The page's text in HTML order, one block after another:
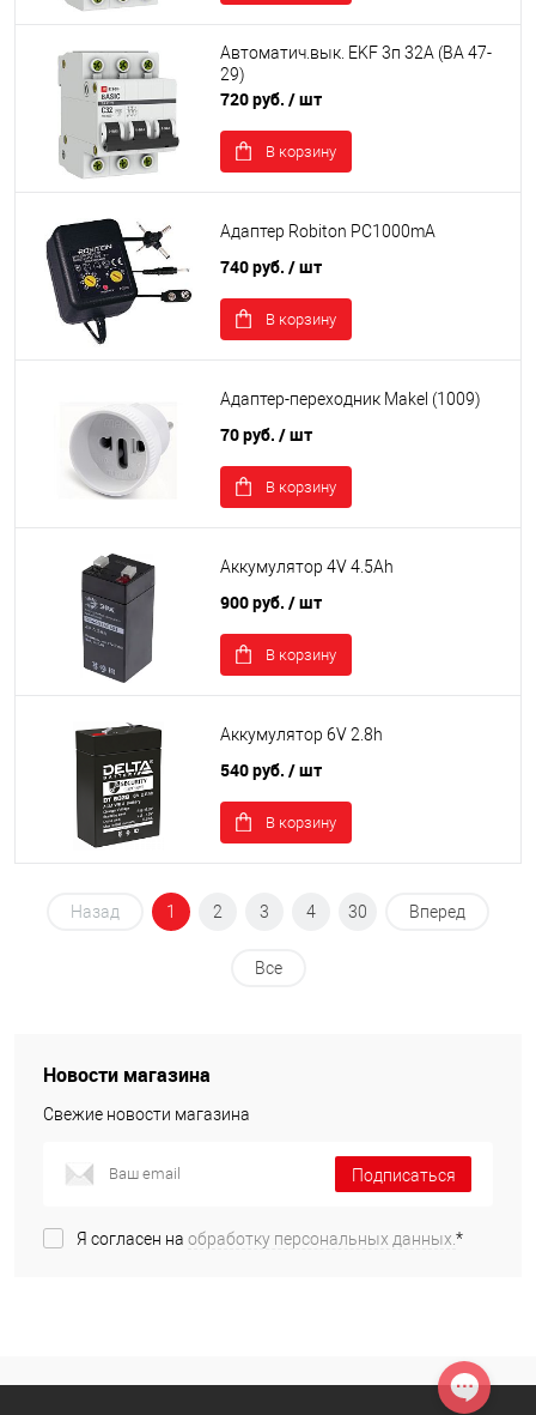
Автоматич.вык. EKF 3п 32А (ВА 47-
29)
720 руб. / шт
В корзину
Адаптер Robiton РС1000mA
740 руб. / шт
В корзину
Адаптер-переходник Makel (1009)
70 руб. / шт
В корзину
Аккумулятор 4V 4.5Ah
900 руб. / шт
В корзину
Аккумулятор 6V 2.8h
540 руб. / шт
В корзину
Назад 1 2 3 4 30 Вперед
Все
Новости магазина
Свежие новости магазина
Подписаться
Я согласен на обработку персональных данных.*